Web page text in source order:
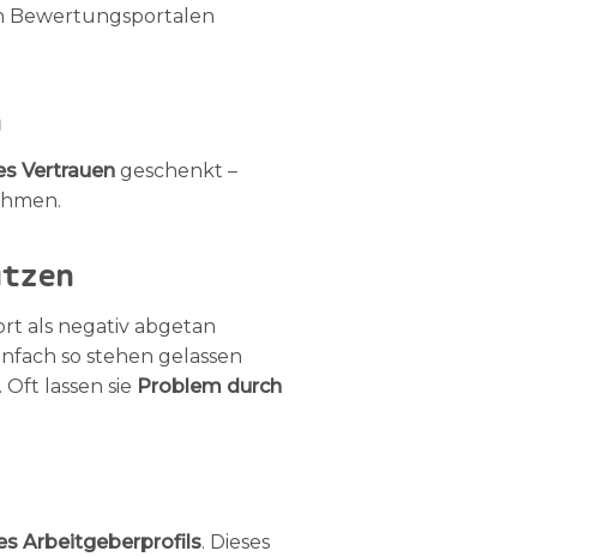
Bewertungsportalen
Vertrauengeschenkt –
als negativ abgetan
so stehen gelassen
lassen sie Problem durch
Arbeitgeberprofils. Dieses